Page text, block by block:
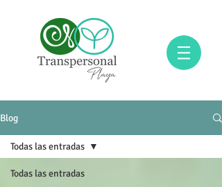
Blog
Todas las entradas
Todas las entradas